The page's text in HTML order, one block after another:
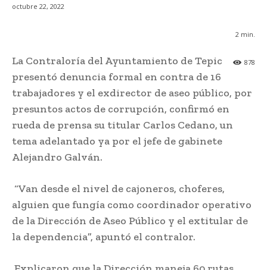
octubre 22, 2022
2 min.
878
La Contraloría del Ayuntamiento de Tepic
presentó denuncia formal en contra de 16
trabajadores y el exdirector de aseo público, por
presuntos actos de corrupción, confirmó en
rueda de prensa su titular Carlos Cedano, un
tema adelantado ya por el jefe de gabinete
Alejandro Galván.
“Van desde el nivel de cajoneros, choferes,
alguien que fungía como coordinador operativo
de la Dirección de Aseo Público y el extitular de
la dependencia”, apuntó el contralor.